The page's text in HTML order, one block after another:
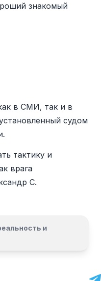
знакомый
в СМИ, так и в
судом
тактику и
врага
С.
и